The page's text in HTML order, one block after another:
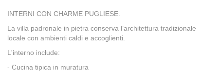
INTERNI CON CHARME PUGLIESE.
La villa padronale in pietra conserva l’architettura tradizionale
locale con ambienti caldi e accoglienti.
L'interno include:
- Cucina tipica in muratura